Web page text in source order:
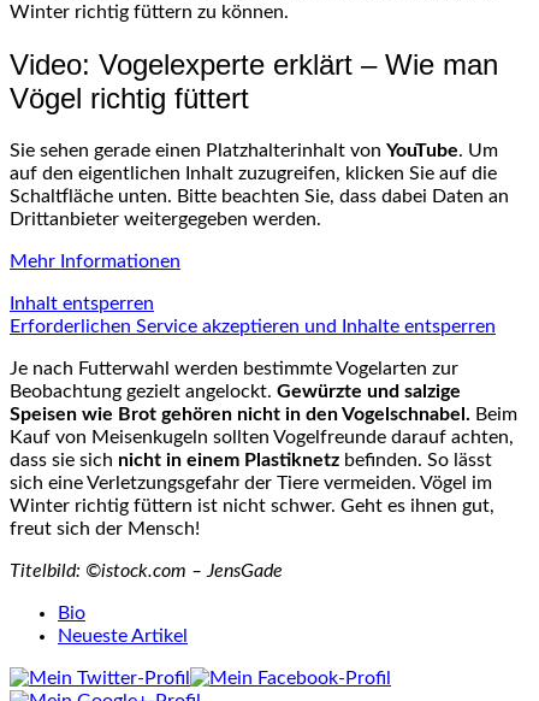
Winter richtig füttern zu können.
Video: Vogelexperte erklärt – Wie man
Vögel richtig füttert
Sie sehen gerade einen Platzhalterinhalt von YouTube. Um
auf den eigentlichen Inhalt zuzugreifen, klicken Sie auf die
Schaltfläche unten. Bitte beachten Sie, dass dabei Daten an
Drittanbieter weitergegeben werden.
Mehr Informationen
Inhalt entsperren
Erforderlichen Service akzeptieren und Inhalte entsperren
Je nach Futterwahl werden bestimmte Vogelarten zur
Beobachtung gezielt angelockt. Gewürzte und salzige
Speisen wie Brot gehören nicht in den Vogelschnabel. Beim
Kauf von Meisenkugeln sollten Vogelfreunde darauf achten,
dass sie sich nicht in einem Plastiknetz befinden. So lässt
sich eine Verletzungsgefahr der Tiere vermeiden. Vögel im
Winter richtig füttern ist nicht schwer. Geht es ihnen gut,
freut sich der Mensch!
Titelbild: ©istock.com – JensGade
following
tabs
Bio
Neueste Artikel